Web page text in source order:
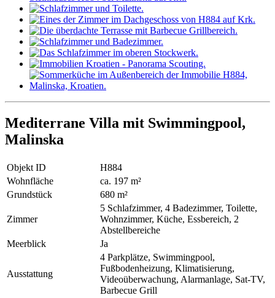
Mediterrane Villa mit Swimmingpool,
Malinska
Objekt ID
H884
Wohnfläche
ca. 197 m²
Grundstück
680 m²
Zimmer
5 Schlafzimmer, 4 Badezimmer, Toilette,
Wohnzimmer, Küche, Essbereich, 2
Abstellbereiche
Meerblick
Ja
Ausstattung
4 Parkplätze, Swimmingpool,
Fußbodenheizung, Klimatisierung,
Videoüberwachung, Alarmanlage, Sat-TV,
Barbecue Grill